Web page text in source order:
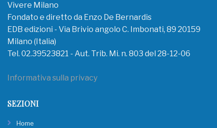
Vivere Milano
Fondato e diretto da Enzo De Bernardis
EDB edizioni - Via Brivio angolo C. Imbonati, 89 20159
Milano (Italia)
Tel. 02.39523821 - Aut. Trib. Mi. n. 803 del 28-12-06
Informativa sulla privacy
SEZIONI
Home